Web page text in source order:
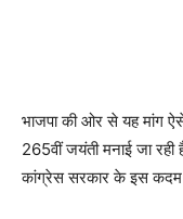
भाजपा की ओर से यह मांग
265वीं जयंती मनाई जा रही
कांग्रेस सरकार के इस कदम